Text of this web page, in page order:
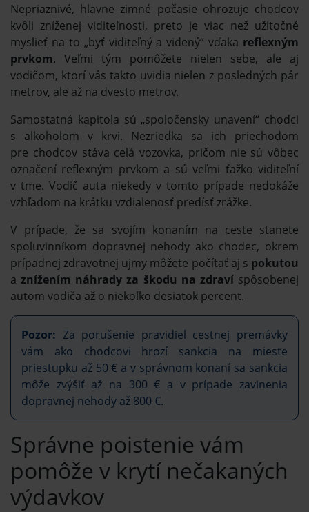
Nepriaznivé, hlavne zimné počasie ohrozuje chodcov
kvôli zníženej viditeľnosti, preto je viac než užitočné
myslieť na to „byť viditeľný a videný“ vďaka reflexným
prvkom. Veľmi tým pomôžete nielen sebe, ale aj
vodičom, ktorí vás takto uvidia nielen z posledných pár
metrov, ale až na dvesto metrov.
Samostatná kapitola sú „spoločensky unavení“ chodci
s alkoholom v krvi. Nezriedka sa ich priechodom
pre chodcov stáva celá vozovka, pričom nie sú vôbec
označení reflexným prvkom a sú veľmi ťažko viditeľní
v tme. Vodič auta niekedy v tomto prípade nedokáže
vzhľadom na krátku vzdialenosť predísť zrážke.
V prípade, že sa svojím konaním na ceste stanete
spoluvinníkom dopravnej nehody ako chodec, okrem
prípadnej zdravotnej ujmy môžete počítať aj s pokutou
aznížením náhrady za škodu na zdravíspôsobenej
autom vodiča až o niekoľko desiatok percent.
Pozor: Za porušenie pravidiel cestnej pre­mávky
vám ako chodcovi hrozí sankcia na mieste
priestupku až 50 € a v správnom konaní sa sankcia
môže zvýšiť až na 300 € a v prípade zavinenia
dopravnej nehody až 800 €.
Správne poistenie vám
pomôže v krytí nečakaných
výdavkov